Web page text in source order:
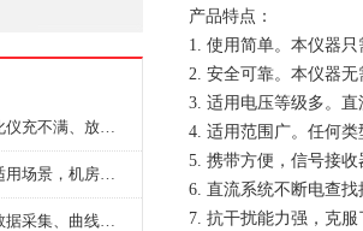
蓄电池整组充放电活化仪充不满、放不完怎么办？
蓄电池充放检一体机适用场景，机房基站变电站铅酸蓄电池维护检测应用
蓄电池充放检一体机数据采集、曲线分析与电池健康状态智能评估功能详解
产品特点：
1. 使用简单。本仪器
2. 安全可靠。本仪器
3. 适用电压等级多。
4. 适用范围广。任何
5. 携带方便，信号接
6. 直流系统不断电查
7. 抗干扰能力强，克